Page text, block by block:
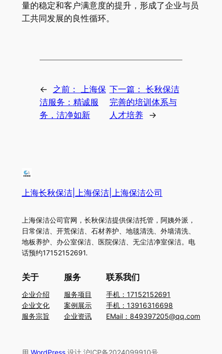
量的稳定和客户满意度的提升，形成了企业与员
工共同发展的良性循环。
← 之前： 上海保
洁服务：精诚服
务，洁净如新
下一篇： 长秋保洁
完善的培训体系与
人才培养
→
上海长秋保洁|上海保洁|上海保洁公司
上海保洁公司官网，长秋保洁提供保洁托管，阿姨外派，
日常保洁、开荒保洁、石材养护、地毯清洗、外墙清洗、
地板养护、办公室保洁、医院保洁、无尘洁净室保洁。电
话预约17152152691.
关于
企业介绍
企业文化
服务宗旨
服务
服务项目
案例展示
企业资讯
联系我们
手机：17152152691
手机：13916316698
EMail：849397205@qq.com
用 WordPress设计 沪ICP备2024099910号